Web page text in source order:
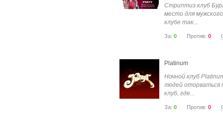
Стриптиз клуб
место для
клубе так...
За: 0 Против: 0
Platinum
Ночной клуб
людей оторваться
клуб, где...
За: 0 Против: 0